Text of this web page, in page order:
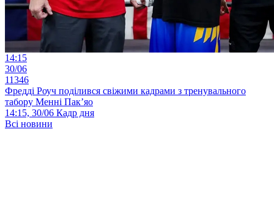
14:15
30/06
11346
Фредді Роуч поділився свіжими кадрами з тренувального
табору Менні Пак’яо
14:15, 30/06 Кадр дня
Всі новини